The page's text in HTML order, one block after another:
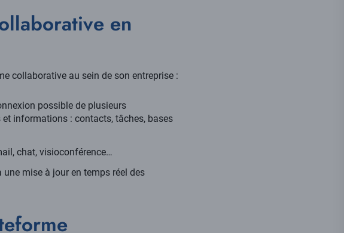
en
collaborative au sein de son entreprise :
possible de plusieurs
informations : contacts, tâches, bases
chat, visioconférence…
mise à jour en temps réel des